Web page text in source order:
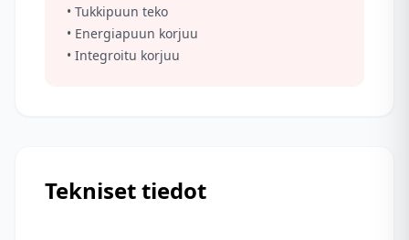
• Tukkipuun teko
• Energiapuun korjuu
• Integroitu korjuu
Tekniset tiedot